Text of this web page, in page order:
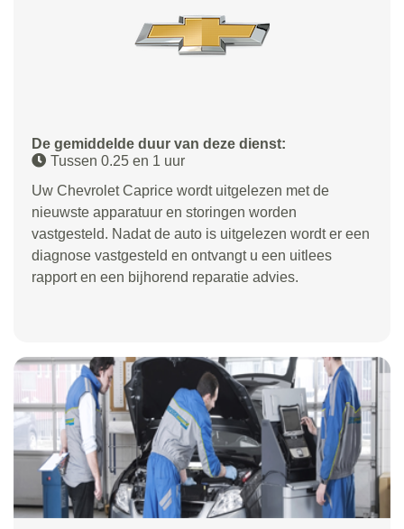
De gemiddelde duur van deze dienst:
Tussen 0.25 en 1 uur
Uw Chevrolet Caprice wordt uitgelezen met de
nieuwste apparatuur en storingen worden
vastgesteld. Nadat de auto is uitgelezen wordt er een
diagnose vastgesteld en ontvangt u een uitlees
rapport en een bijhorend reparatie advies.